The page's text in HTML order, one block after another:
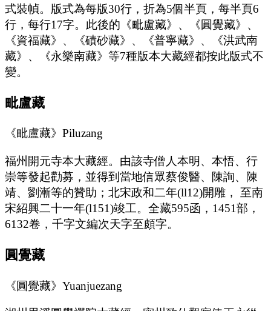
式裝幀。版式為每版30行，折為5個半頁，每半頁6
行，每行17字。此後的《毗盧藏》、《圓覺藏》、
《資福藏》、《磧砂藏》、《普寧藏》、《洪武南
藏》、《永樂南藏》等7種版本大藏經都按此版式不
變。
毗盧藏
《毗盧藏》Piluzang
福州開元寺本大藏經。由該寺僧人本明、本悟、行
崇等發起勸募，並得到當地信眾蔡俊醫、陳詢、陳
靖、劉漸等的贊助；北宋政和二年(ll12)開雕， 至南
宋紹興二十一年(l151)竣工。全藏595函，1451部，
6132卷，千字文編次天字至頗字。
圓覺藏
《圓覺藏》Yuanjuezang